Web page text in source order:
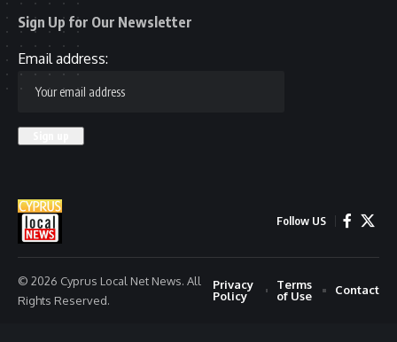
Sign Up for Our Newsletter
Email address:
Follow US
© 2026 Cyprus Local Net News. All
Rights Reserved.
Privacy
Policy
Terms
of Use
Contact